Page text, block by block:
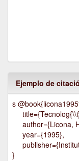
Ejemplo de
s
author={Licona,
year={1995},
}